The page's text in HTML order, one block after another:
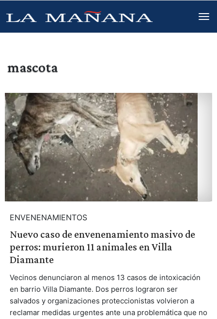
mascota
ENVENENAMIENTOS
Nuevo caso de envenenamiento masivo de
perros: murieron 11 animales en Villa
Diamante
Vecinos denunciaron al menos 13 casos de intoxicación
en barrio Villa Diamante. Dos perros lograron ser
salvados y organizaciones proteccionistas volvieron a
reclamar medidas urgentes ante una problemática que no